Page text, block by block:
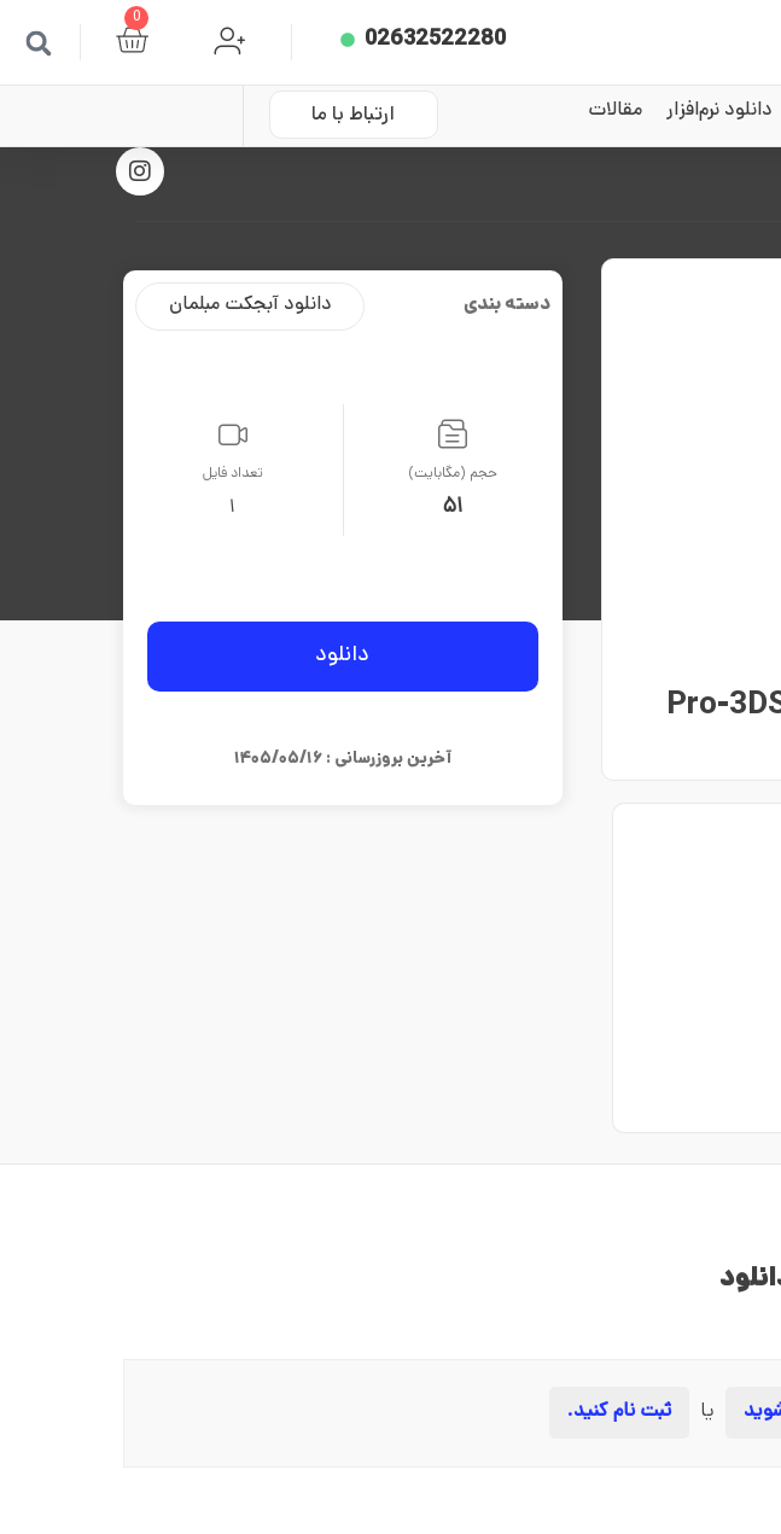
02632522280
0
دانلود نرم‌افزار
مقالات
ارتباط با ما
Pro-
دسته بندی دانلود آبجکت مبلمان
حجم (مگابایت)
51
تعداد فایل
1
دانلود
آخرین بروزرسانی : ۱۴۰۵/۰۵/۱۶
یا ثبت نام کنید.